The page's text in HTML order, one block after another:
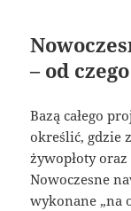
– od
Bazą całego
określić, gdzie
żywopłoty
Nowoczesne
wykonane „na